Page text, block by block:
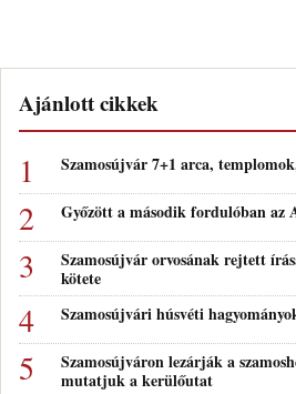
Ajánlott cikkek
Szamosújvár 7+1 arca,
Győzött a második fordulóban az
Szamosújvár orvosának rejtett
kötete
Szamosújvári húsvéti
Szamosújváron lezárják a
mutatjuk a kerülőutat